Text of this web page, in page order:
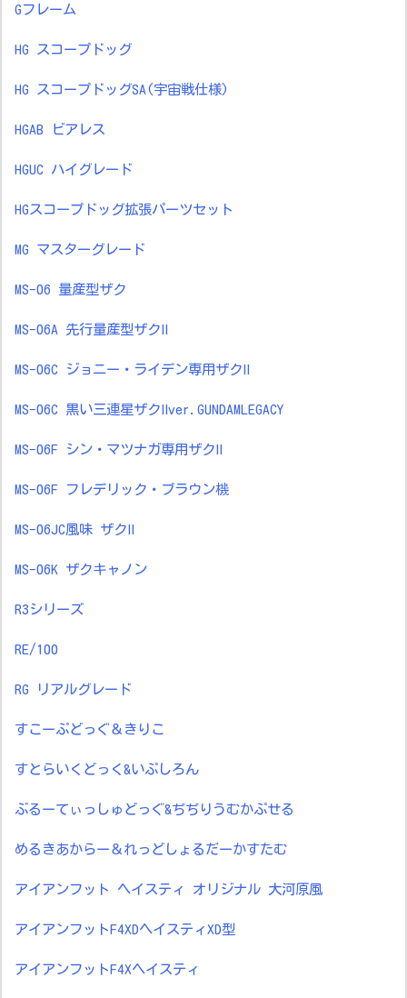
Gフレーム
HG スコープドッグ
HG スコープドッグSA(宇宙戦仕様)
HGAB ビアレス
HGUC ハイグレード
HGスコープドッグ拡張パーツセット
MG マスターグレード
MS-06 量産型ザク
MS-06A 先行量産型ザクⅡ
MS-06C ジョニー・ライデン専用ザクⅡ
MS-06C 黒い三連星ザクⅡver.GUNDAMLEGACY
MS-06F シン・マツナガ専用ザクⅡ
MS-06F フレデリック・ブラウン機
MS-06JC風味 ザクⅡ
MS-06K ザクキャノン
R3シリーズ
RE/100
RG リアルグレード
すこーぷどっぐ＆きりこ
すとらいくどっく&いぷしろん
ぶるーてぃっしゅどっぐ&ぢぢりうむかぷせる
めるきあからー＆れっどしょるだーかすたむ
アイアンフット ヘイスティ オリジナル 大河原風
アイアンフットF4XDヘイスティXD型
アイアンフットF4Xヘイスティ